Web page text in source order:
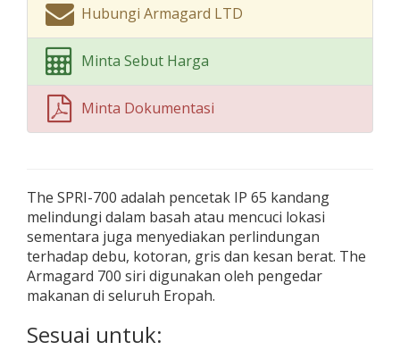
Hubungi Armagard LTD
Minta Sebut Harga
Minta Dokumentasi
The SPRI-700 adalah pencetak IP 65 kandang
melindungi dalam basah atau mencuci lokasi
sementara juga menyediakan perlindungan
terhadap debu, kotoran, gris dan kesan berat. The
Armagard 700 siri digunakan oleh pengedar
makanan di seluruh Eropah.
Sesuai untuk: